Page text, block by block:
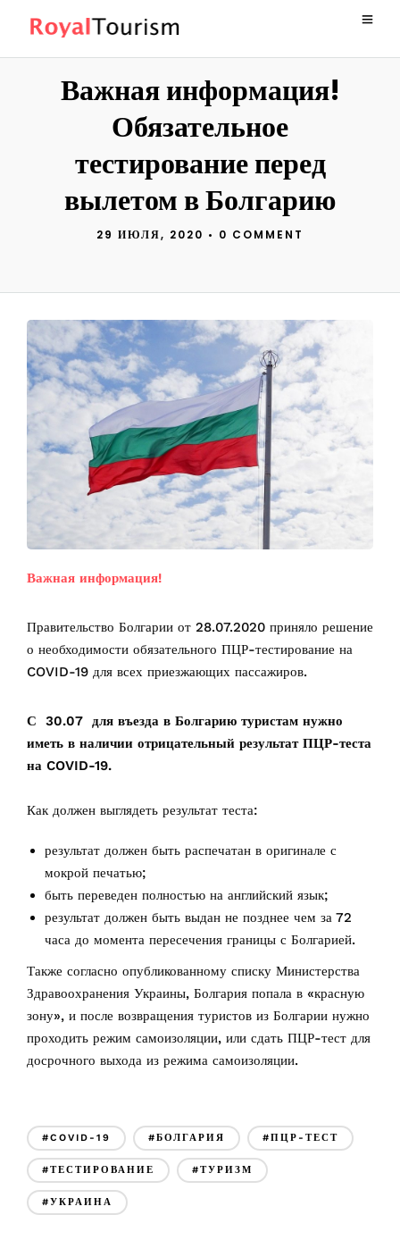
Важная информация!
Обязательное
тестирование перед
вылетом в Болгарию
29 ИЮЛЯ, 2020 • 0 COMMENT
Важная информация!
Правительство Болгарии от 28.07.2020 приняло решение
о необходимости обязательного ПЦР-тестирование на
COVID-19 для всех приезжающих пассажиров. ⠀
С 30.07 для въезда в Болгарию туристам нужно
иметь в наличии отрицательный результат ПЦР-теста
на COVID-19.
Как должен выглядеть результат теста:
результат должен быть распечатан в оригинале с
мокрой печатью;
быть переведен полностью на английский язык;
результат должен быть выдан не позднее чем за 72
часа до момента пересечения границы с Болгарией.
Также согласно опубликованному списку Министерства
Здравоохранения Украины, Болгария попала в «красную
зону», и после возвращения туристов из Болгарии нужно
проходить режим самоизоляции, или сдать ПЦР-тест для
досрочного выхода из режима самоизоляции.
#COVID-19 #БОЛГАРИЯ #ПЦР-ТЕСТ
#ТЕСТИРОВАНИЕ #ТУРИЗМ
#УКРАИНА